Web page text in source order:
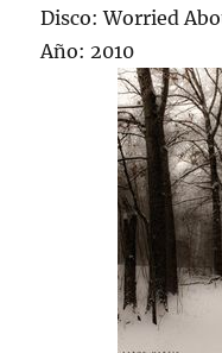
Disco: Worried
Año: 2010